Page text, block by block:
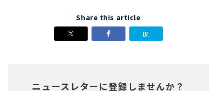
Share this article
ニュースレターに登録しませんか？